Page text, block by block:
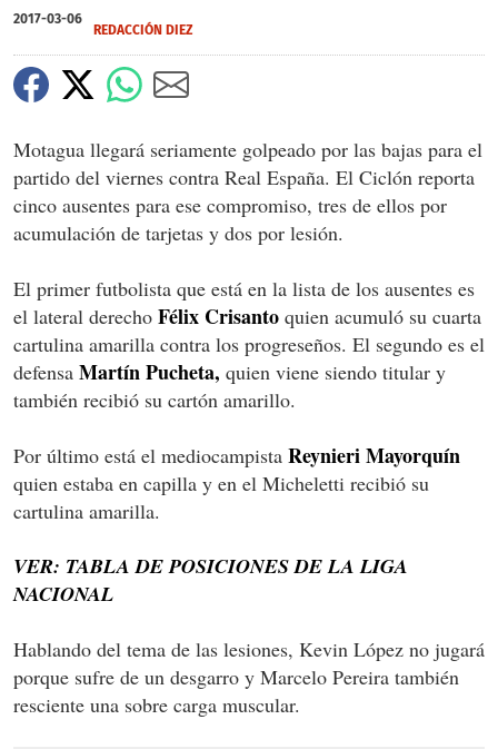
2017-03-06
REDACCIÓN DIEZ
Motagua llegará seriamente golpeado por las bajas para el
partido del viernes contra Real España. El Ciclón reporta
cinco ausentes para ese compromiso, tres de ellos por
acumulación de tarjetas y dos por lesión.
El primer futbolista que está en la lista de los ausentes es
el lateral derecho Félix Crisanto quien acumuló su cuarta
cartulina amarilla contra los progreseños. El segundo es el
defensa Martín Pucheta, quien viene siendo titular y
también recibió su cartón amarillo.
Por último está el mediocampista Reynieri Mayorquín
quien estaba en capilla y en el Micheletti recibió su
cartulina amarilla.
VER: TABLA DE POSICIONES DE LA LIGA
NACIONAL
Hablando del tema de las lesiones, Kevin López no jugará
porque sufre de un desgarro y Marcelo Pereira también
resciente una sobre carga muscular.